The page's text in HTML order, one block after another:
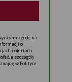
zgodę na
o
i ofertach
a szczegóły
w Polityce